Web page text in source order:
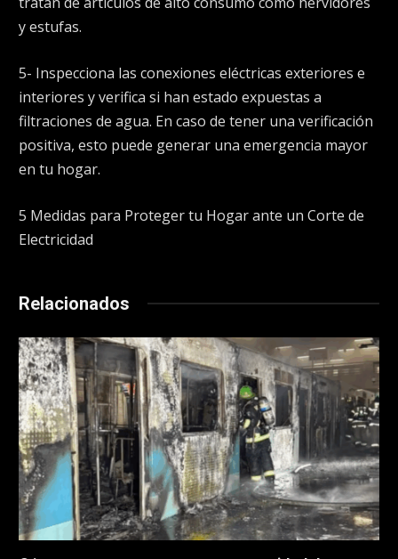
y estufas.
5- Inspecciona las conexiones eléctricas exteriores e
interiores y verifica si han estado expuestas a
filtraciones de agua. En caso de tener una verificación
positiva, esto puede generar una emergencia mayor
en tu hogar.
5 Medidas para Proteger tu Hogar ante un Corte de
Electricidad
Relacionados